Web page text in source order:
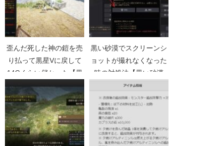
歪んだ死した神の鎧を売
り払って黒星Vに戻して
14Gくらい儲かった【黒
い砂漠Part4180】
黒い砂漠でスクリーンシ
ョットが撮れなくなった
時の対処法【黒い砂漠
Part4915】